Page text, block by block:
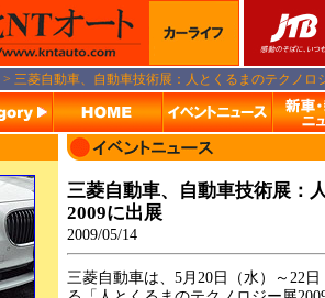
> 三菱自動車、自動車技術展：人とくるまのテクノロ
三菱自動車、自動車技術展：
2009に出展
2009/05/14
三菱自動車は、5月20日（水）～22